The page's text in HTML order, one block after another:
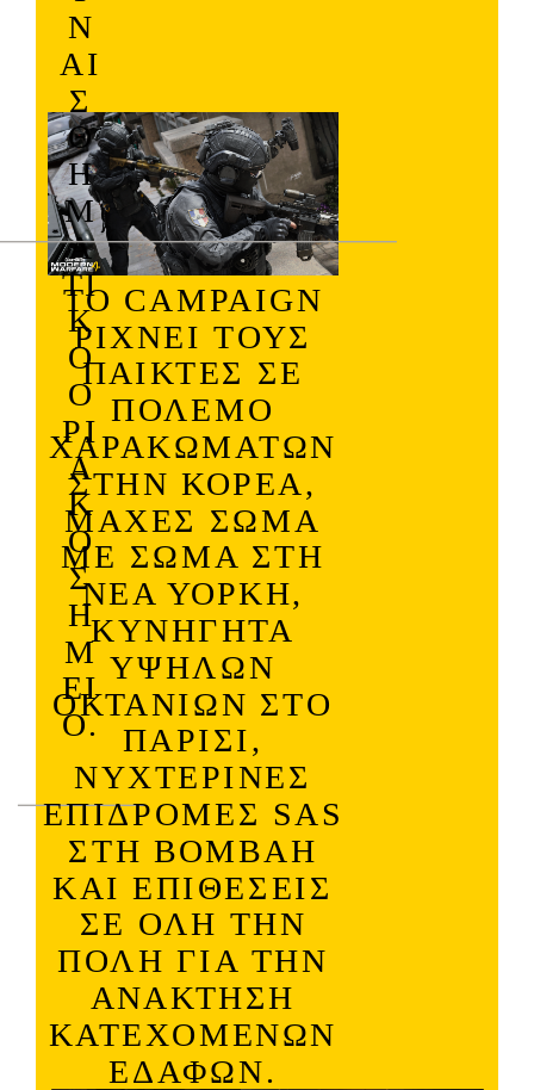
Ν
ΑΙ
Σ
Θ
Η
Μ
Α
ΤΙ
Κ
Ό
Ο
ΡΙ
Α
Κ
Ό
Σ
Η
Μ
ΕΊ
Ο.
ΤΟ CAMPAIGN
ΡΊΧΝΕΙ ΤΟΥΣ
ΠΑΊΚΤΕΣ ΣΕ
ΠΌΛΕΜΟ
ΧΑΡΑΚΩΜΆΤΩΝ
ΣΤΗΝ ΚΟΡΈΑ,
ΜΆΧΕΣ ΣΏΜΑ
ΜΕ ΣΏΜΑ ΣΤΗ
ΝΈΑ ΥΌΡΚΗ,
ΚΥΝΗΓΗΤΆ
ΥΨΗΛΏΝ
ΟΚΤΑΝΊΩΝ ΣΤΟ
ΠΑΡΊΣΙ,
ΝΥΧΤΕΡΙΝΈΣ
ΕΠΙΔΡΟΜΈΣ SAS
ΣΤΗ ΒΟΜΒΆΗ
ΚΑΙ ΕΠΙΘΈΣΕΙΣ
ΣΕ ΌΛΗ ΤΗΝ
ΠΌΛΗ ΓΙΑ ΤΗΝ
ΑΝΆΚΤΗΣΗ
ΚΑΤΕΧΌΜΕΝΩΝ
ΕΔΑΦΏΝ.